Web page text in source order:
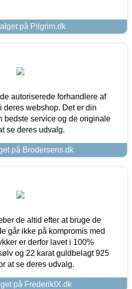
på Pilgrim.dk
autoriserede forhandlere af
webshop. Det er din
bedste service og de originale
se deres udvalg.
på Brodersens.dk
de altid efter at bruge de
går ikke på kompromis med
er derfor lavet i 100%
og 22 karat guldbelagt 925
at se deres udvalg.
på FrederikIX.dk